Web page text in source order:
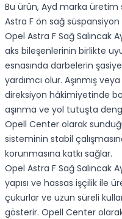
Bu ürün, Ayd marka üretim
Astra F ön sağ
Opel Astra F Sağ Salıncak
aks bileşenlerinin birlikte
esnasında darbelerin
yardımcı olur. Aşınmış
direksiyon hâkimiyetinde
aşınma ve yol tutuşta
Opell Center olarak
sisteminin stabil
korunmasına katkı sağlar.
Opel Astra F Sağ Salıncak
yapısı ve hassas işçilik ile
çukurlar ve uzun süreli
gösterir. Opell Center